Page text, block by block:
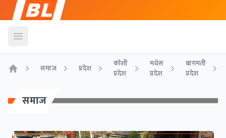
Open menu
समाज प्रदेश
काेशी
प्रदेश
मधेस
प्रदेश
बागमती
प्रदेश
समाज